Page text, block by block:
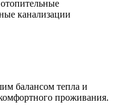
канализации
балансом тепла и
проживания.